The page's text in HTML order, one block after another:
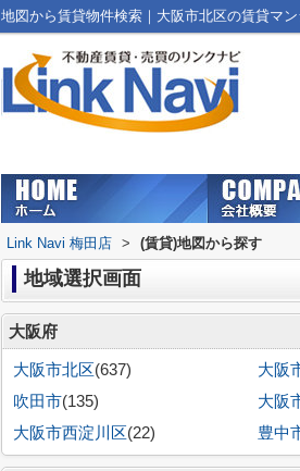
地図から賃貸物件検索｜大阪市北区の賃貸マ
Link Navi 梅田店 > (賃貸)地図から探す
地域選択画面
大阪府
大阪市北区(637) 大阪
吹田市(135) 大阪
大阪市西淀川区(22) 豊中